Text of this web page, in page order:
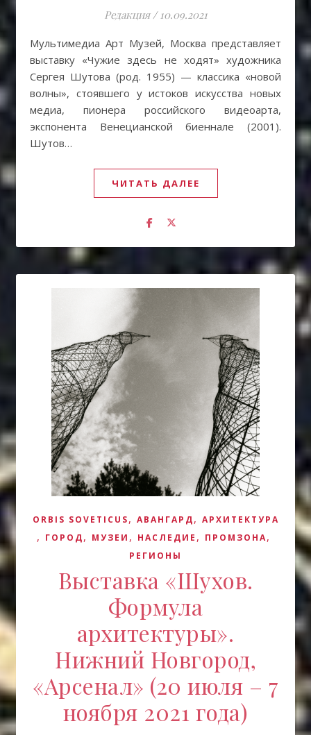
Редакция / 10.09.2021
Мультимедиа Арт Музей, Москва представляет
выставку «Чужие здесь не ходят» художника
Сергея Шутова (род. 1955) — классика «новой
волны», стоявшего у истоков искусства новых
медиа, пионера российского видеоарта,
экспонента Венецианской биеннале (2001).
Шутов…
ЧИТАТЬ ДАЛЕЕ
ORBIS SOVETICUS, АВАНГАРД, АРХИТЕКТУРА
, ГОРОД, МУЗЕИ , НАСЛЕДИЕ , ПРОМЗОНА,
РЕГИОНЫ
Выставка «Шухов.
Формула
архитектуры».
Нижний Новгород,
«Арсенал» (20 июля – 7
ноября 2021 года)